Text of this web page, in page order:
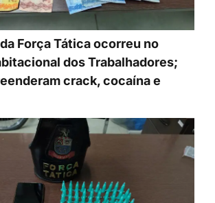
Força Tática ocorreu no
dos Trabalhadores;
crack, cocaína e